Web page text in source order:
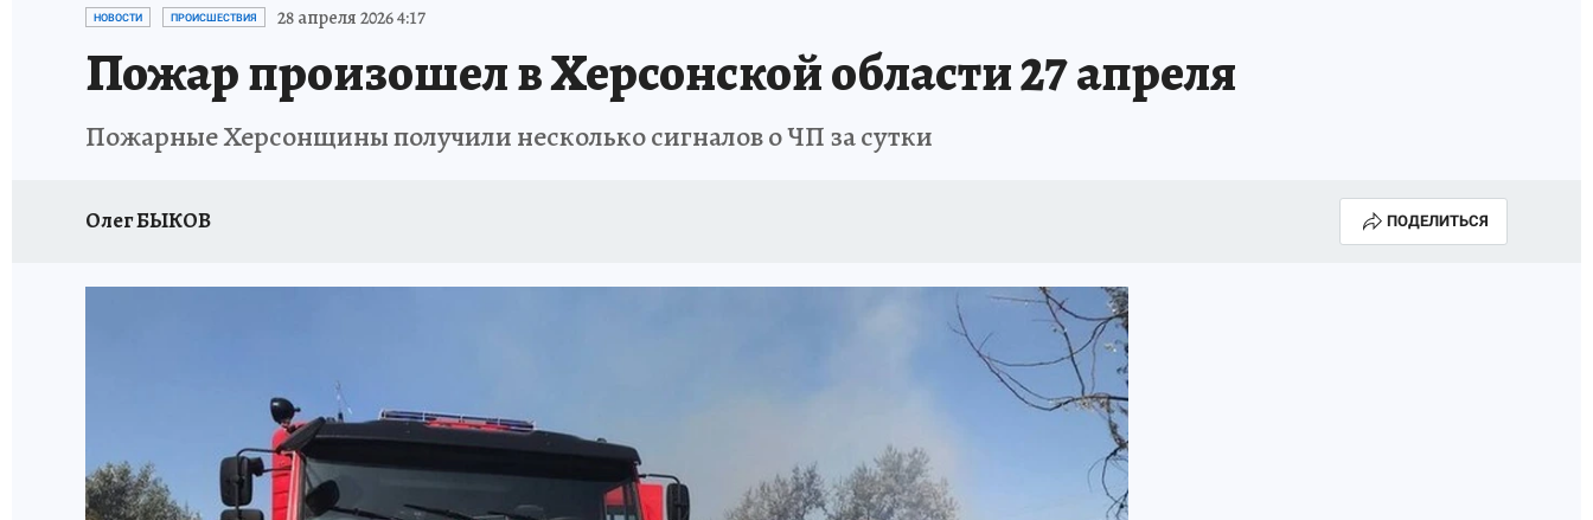
НОВОСТИ ПРОИСШЕСТВИЯ 28 апреля 2026 4:17
Пожар произошел в Херсонской области 27 апреля
Пожарные Херсонщины получили несколько сигналов о ЧП за сутки
Олег БЫКОВ ПОДЕЛИТЬСЯ